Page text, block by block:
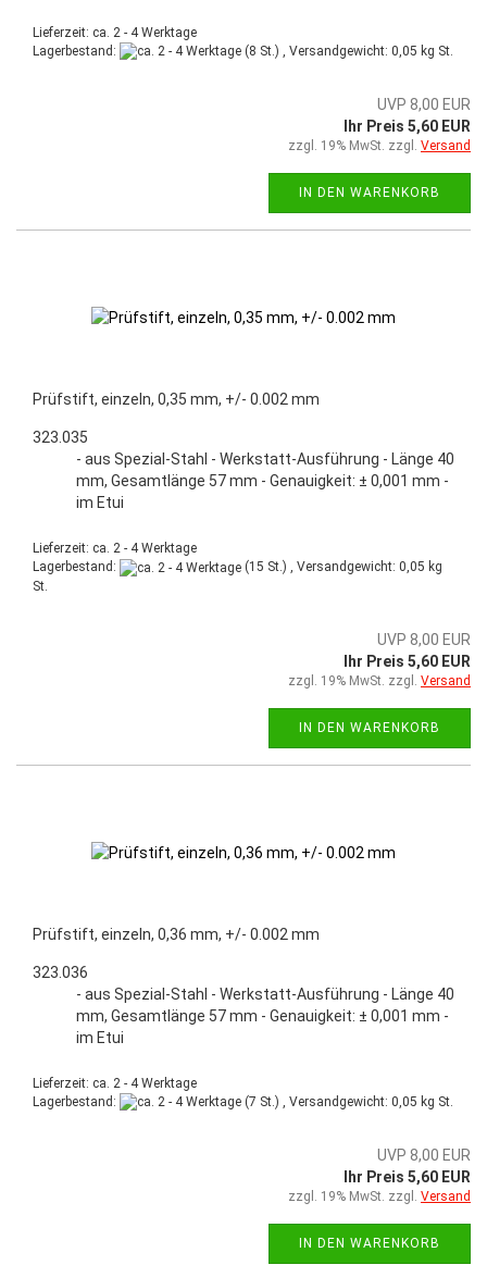
Lieferzeit: ca. 2 - 4 Werktage
Lagerbestand:
(8 St.) , Versandgewicht: 0,05 kg St.
UVP 8,00 EUR
Ihr Preis 5,60 EUR
zzgl. 19% MwSt. zzgl. Versand
IN DEN WARENKORB
Prüfstift, einzeln, 0,35 mm, +/- 0.002 mm
323.035
- aus Spezial-Stahl - Werkstatt-Ausführung - Länge 40
mm, Gesamtlänge 57 mm - Genauigkeit: ± 0,001 mm -
im Etui
Lieferzeit: ca. 2 - 4 Werktage
Lagerbestand:
(15 St.) , Versandgewicht: 0,05 kg
St.
UVP 8,00 EUR
Ihr Preis 5,60 EUR
zzgl. 19% MwSt. zzgl. Versand
IN DEN WARENKORB
Prüfstift, einzeln, 0,36 mm, +/- 0.002 mm
323.036
- aus Spezial-Stahl - Werkstatt-Ausführung - Länge 40
mm, Gesamtlänge 57 mm - Genauigkeit: ± 0,001 mm -
im Etui
Lieferzeit: ca. 2 - 4 Werktage
Lagerbestand:
(7 St.) , Versandgewicht: 0,05 kg St.
UVP 8,00 EUR
Ihr Preis 5,60 EUR
zzgl. 19% MwSt. zzgl. Versand
IN DEN WARENKORB